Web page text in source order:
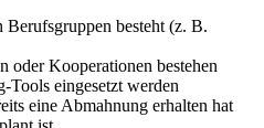
besteht (z. B.
oder Kooperationen bestehen
Tools eingesetzt werden
eine Abmahnung erhalten hat